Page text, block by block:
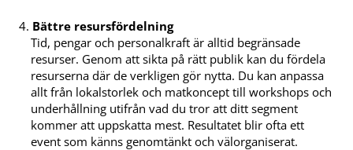
Bättre resursfördelning
Tid, pengar och personalkraft är alltid begränsade
resurser. Genom att sikta på rätt publik kan du fördela
resurserna där de verkligen gör nytta. Du kan anpassa
allt från lokalstorlek och matkoncept till workshops och
underhållning utifrån vad du tror att ditt segment
kommer att uppskatta mest. Resultatet blir ofta ett
event som känns genomtänkt och välorganiserat.